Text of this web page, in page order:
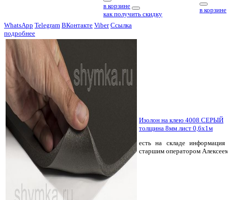
в корзине
как получить скидку
в корзине
WhatsApp Telegram ВКонтакте Viber Ссылка
подробнее
Изолон на клею 4008 СЕРЫЙ
толщина 8мм лист 0,6х1м
есть на складе информация
старшим оператором